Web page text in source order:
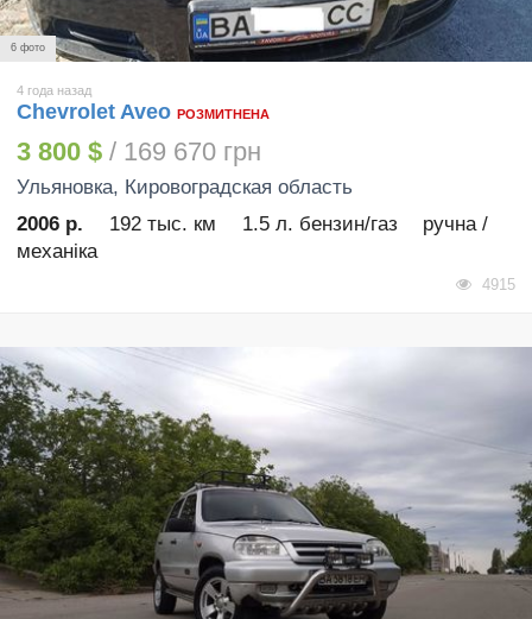
6 фото
4 года назад
Chevrolet Aveo РОЗМИТНЕНА
3 800 $ / 169 670 грн
Ульяновка, Кировоградская область
2006 р.
192 тыс. км 1.5 л. бензин/газ
ручна /
механіка
4915